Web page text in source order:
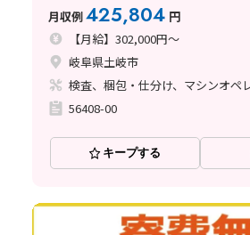
月収例425,804 円
【月給】302,000円～
岐阜県土岐市
56408-00
キープする